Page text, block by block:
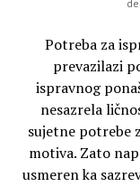
Potreba za
prevazilazi
ispravnog
nesazrela
sujetne potrebe
motiva. Zato
usmeren ka